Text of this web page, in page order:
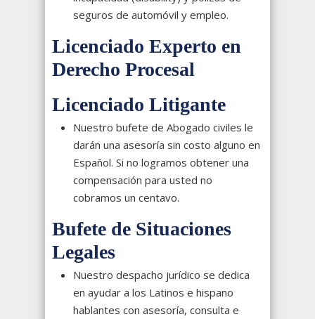
seguros de automóvil y empleo.
Licenciado Experto en
Derecho Procesal
Licenciado Litigante
Nuestro bufete de Abogado civiles le
darán una asesoría sin costo alguno en
Español. Si no logramos obtener una
compensación para usted no
cobramos un centavo.
Bufete de Situaciones
Legales
Nuestro despacho jurídico se dedica
en ayudar a los Latinos e hispano
hablantes con asesoría, consulta e